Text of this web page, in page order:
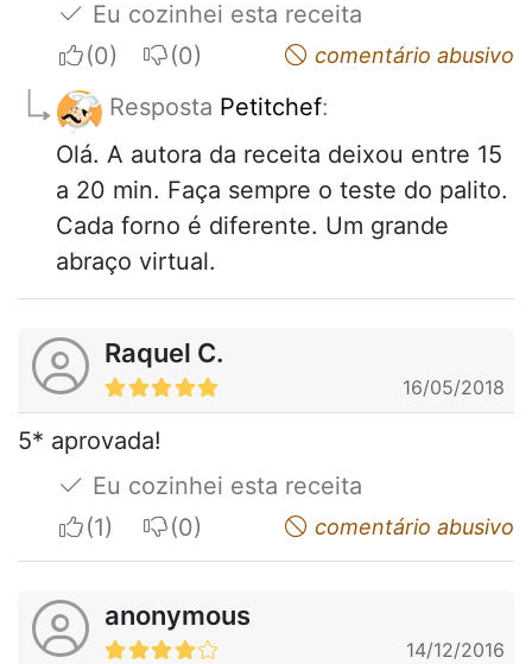
Eu cozinhei esta receita
I apreciateI do not appreciatecomentário abusivo
Resposta Petitchef:
Olá. A autora da receita deixou entre 15
a 20 min. Faça sempre o teste do palito.
Cada forno é diferente. Um grande
abraço virtual.
Raquel C.
16/05/2018
5* aprovada!
Eu cozinhei esta receita
I apreciateI do not appreciatecomentário abusivo
anonymous
14/12/2016